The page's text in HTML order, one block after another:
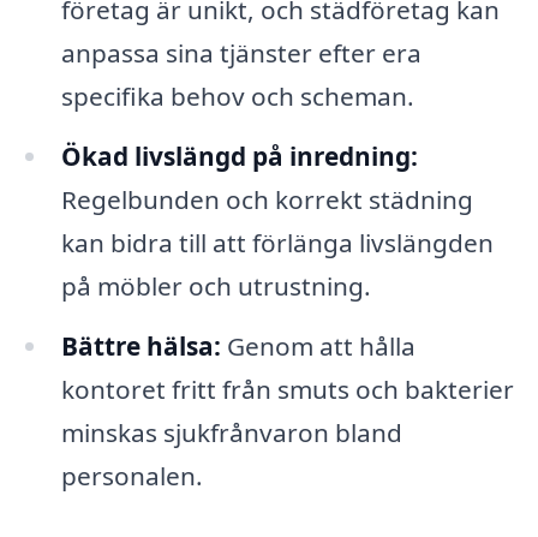
företag är unikt, och städföretag kan
anpassa sina tjänster efter era
specifika behov och scheman.
Ökad livslängd på inredning:
Regelbunden och korrekt städning
kan bidra till att förlänga livslängden
på möbler och utrustning.
Bättre hälsa: Genom att hålla
kontoret fritt från smuts och bakterier
minskas sjukfrånvaron bland
personalen.